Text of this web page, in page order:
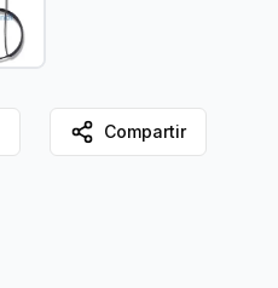
Compartir